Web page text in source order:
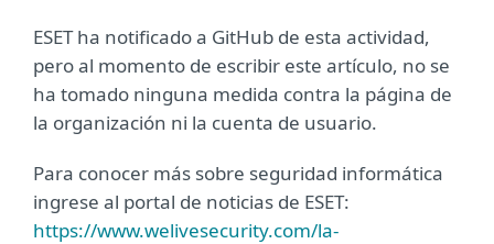
ESET ha notificado a GitHub de esta actividad,
pero al momento de escribir este artículo, no se
ha tomado ninguna medida contra la página de
la organización ni la cuenta de usuario.
Para conocer más sobre seguridad informática
ingrese al portal de noticias de ESET:
https://www.welivesecurity.com/la-